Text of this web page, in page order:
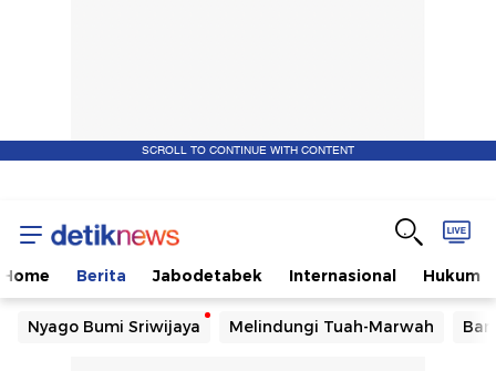
SCROLL TO CONTINUE WITH CONTENT
Home Berita Jabodetabek Internasional Hukum
Nyago Bumi Sriwijaya Melindungi Tuah-Marwah